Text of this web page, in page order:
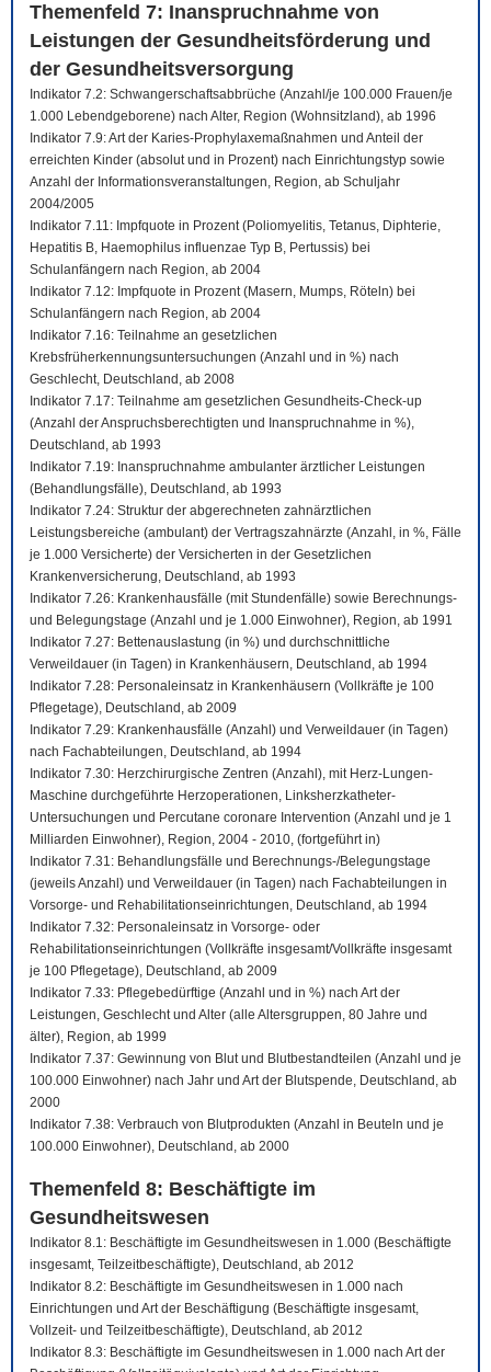
Themenfeld 7: Inanspruchnahme von
Leistungen der Gesundheitsförderung und
der Gesundheitsversorgung
Indikator 7.2: Schwangerschaftsabbrüche (Anzahl/je 100.000 Frauen/je
1.000 Lebendgeborene) nach Alter, Region (Wohnsitzland), ab 1996
Indikator 7.9: Art der Karies-Prophylaxemaßnahmen und Anteil der
erreichten Kinder (absolut und in Prozent) nach Einrichtungstyp sowie
Anzahl der Informationsveranstaltungen, Region, ab Schuljahr
2004/2005
Indikator 7.11: Impfquote in Prozent (Poliomyelitis, Tetanus, Diphterie,
Hepatitis B, Haemophilus influenzae Typ B, Pertussis) bei
Schulanfängern nach Region, ab 2004
Indikator 7.12: Impfquote in Prozent (Masern, Mumps, Röteln) bei
Schulanfängern nach Region, ab 2004
Indikator 7.16: Teilnahme an gesetzlichen
Krebsfrüherkennungsuntersuchungen (Anzahl und in %) nach
Geschlecht, Deutschland, ab 2008
Indikator 7.17: Teilnahme am gesetzlichen Gesundheits-Check-up
(Anzahl der Anspruchsberechtigten und Inanspruchnahme in %),
Deutschland, ab 1993
Indikator 7.19: Inanspruchnahme ambulanter ärztlicher Leistungen
(Behandlungsfälle), Deutschland, ab 1993
Indikator 7.24: Struktur der abgerechneten zahnärztlichen
Leistungsbereiche (ambulant) der Vertragszahnärzte (Anzahl, in %, Fälle
je 1.000 Versicherte) der Versicherten in der Gesetzlichen
Krankenversicherung, Deutschland, ab 1993
Indikator 7.26: Krankenhausfälle (mit Stundenfälle) sowie Berechnungs-
und Belegungstage (Anzahl und je 1.000 Einwohner), Region, ab 1991
Indikator 7.27: Bettenauslastung (in %) und durchschnittliche
Verweildauer (in Tagen) in Krankenhäusern, Deutschland, ab 1994
Indikator 7.28: Personaleinsatz in Krankenhäusern (Vollkräfte je 100
Pflegetage), Deutschland, ab 2009
Indikator 7.29: Krankenhausfälle (Anzahl) und Verweildauer (in Tagen)
nach Fachabteilungen, Deutschland, ab 1994
Indikator 7.30: Herzchirurgische Zentren (Anzahl), mit Herz-Lungen-
Maschine durchgeführte Herzoperationen, Linksherzkatheter-
Untersuchungen und Percutane coronare Intervention (Anzahl und je 1
Milliarden Einwohner), Region, 2004 - 2010, (fortgeführt in)
Indikator 7.31: Behandlungsfälle und Berechnungs-/Belegungstage
(jeweils Anzahl) und Verweildauer (in Tagen) nach Fachabteilungen in
Vorsorge- und Rehabilitationseinrichtungen, Deutschland, ab 1994
Indikator 7.32: Personaleinsatz in Vorsorge- oder
Rehabilitationseinrichtungen (Vollkräfte insgesamt/Vollkräfte insgesamt
je 100 Pflegetage), Deutschland, ab 2009
Indikator 7.33: Pflegebedürftige (Anzahl und in %) nach Art der
Leistungen, Geschlecht und Alter (alle Altersgruppen, 80 Jahre und
älter), Region, ab 1999
Indikator 7.37: Gewinnung von Blut und Blutbestandteilen (Anzahl und je
100.000 Einwohner) nach Jahr und Art der Blutspende, Deutschland, ab
2000
Indikator 7.38: Verbrauch von Blutprodukten (Anzahl in Beuteln und je
100.000 Einwohner), Deutschland, ab 2000
Themenfeld 8: Beschäftigte im
Gesundheitswesen
Indikator 8.1: Beschäftigte im Gesundheitswesen in 1.000 (Beschäftigte
insgesamt, Teilzeitbeschäftigte), Deutschland, ab 2012
Indikator 8.2: Beschäftigte im Gesundheitswesen in 1.000 nach
Einrichtungen und Art der Beschäftigung (Beschäftigte insgesamt,
Vollzeit- und Teilzeitbeschäftigte), Deutschland, ab 2012
Indikator 8.3: Beschäftigte im Gesundheitswesen in 1.000 nach Art der